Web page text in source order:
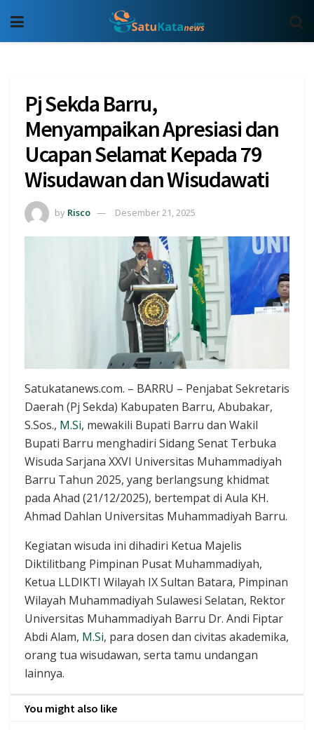
Pj Sekda Barru,
Menyampaikan Apresiasi dan
Ucapan Selamat Kepada 79
Wisudawan dan Wisudawati
by Risco Desember 21, 2025
Satukatanews.com. – BARRU – Penjabat Sekretaris
Daerah (Pj Sekda) Kabupaten Barru, Abubakar,
S.Sos., M.Si, mewakili Bupati Barru dan Wakil
Bupati Barru menghadiri Sidang Senat Terbuka
Wisuda Sarjana XXVI Universitas Muhammadiyah
Barru Tahun 2025, yang berlangsung khidmat
pada Ahad (21/12/2025), bertempat di Aula KH.
Ahmad Dahlan Universitas Muhammadiyah Barru.
Kegiatan wisuda ini dihadiri Ketua Majelis
Diktilitbang Pimpinan Pusat Muhammadiyah,
Ketua LLDIKTI Wilayah IX Sultan Batara, Pimpinan
Wilayah Muhammadiyah Sulawesi Selatan, Rektor
Universitas Muhammadiyah Barru Dr. Andi Fiptar
Abdi Alam, M.Si, para dosen dan civitas akademika,
orang tua wisudawan, serta tamu undangan
lainnya.
You might also like